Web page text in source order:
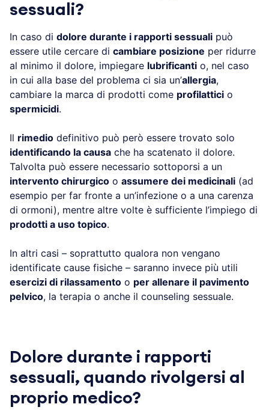
sessuali?
In caso di dolore durante i rapporti sessuali può
essere utile cercare di cambiare posizione per ridurre
al minimo il dolore, impiegare lubrificanti o, nel caso
in cui alla base del problema ci sia un’allergia,
cambiare la marca di prodotti come profilattici o
spermicidi.
Il rimedio definitivo può però essere trovato solo
identificando la causa che ha scatenato il dolore.
Talvolta può essere necessario sottoporsi a un
intervento chirurgico o assumere dei medicinali (ad
esempio per far fronte a un’infezione o a una carenza
di ormoni), mentre altre volte è sufficiente l’impiego di
prodotti a uso topico.
In altri casi – soprattutto qualora non vengano
identificate cause fisiche – saranno invece più utili
esercizi di rilassamento o per allenare il pavimento
pelvico, la terapia o anche il counseling sessuale.
Dolore durante i rapporti
sessuali, quando rivolgersi al
proprio medico?